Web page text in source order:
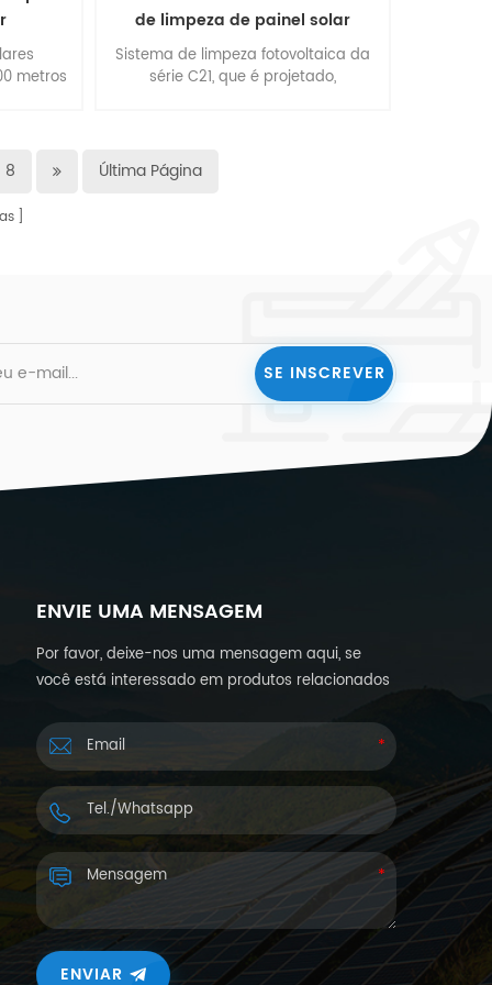
metros
os
e são
de limpeza de painel solar
Sistema de limpeza fotovoltaica da
série C21, que é projetado,
central elétrica onde o grande
sistema de limpeza de painéis
8 Última Página
ENVIE UMA MENSAGEM
Por favor, deixe-nos uma mensagem aqui, se
você está interessado em produtos relacionados
Responderemos dentro de 24 horas.
ENVIAR